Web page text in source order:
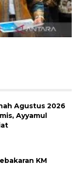
telekomunikasi
Agustus 2026
Ayyamul
KM